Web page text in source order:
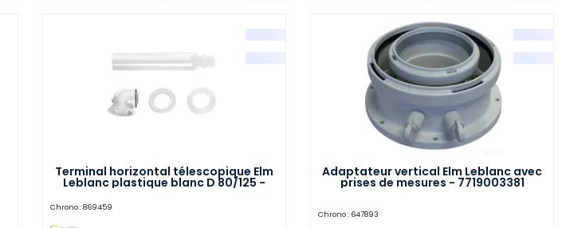
Terminal horizontal télescopique Elm
Leblanc plastique blanc D 80/125 -
7738112576
Chrono :869459
Adaptateur vertical Elm Leblanc avec
prises de mesures - 7719003381
Chrono : 647893